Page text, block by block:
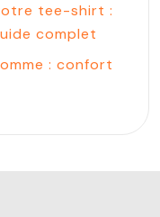
tee-shirt :
complet
: confort